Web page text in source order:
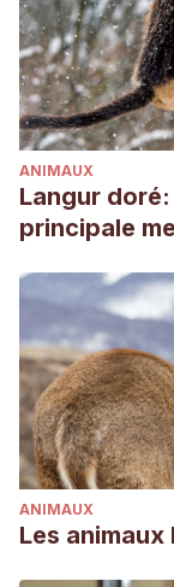
Experto
julio de 2019.
https://
los-gatos-
Hillspet. Lo
de 2019.
care/behavior-
ANIMAUX
Langur
principale
ANIMAUX
Les